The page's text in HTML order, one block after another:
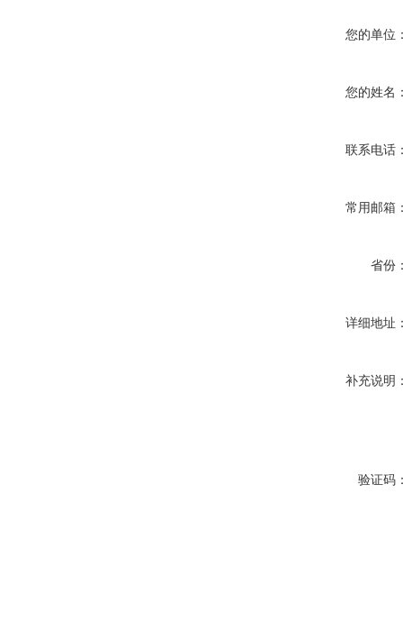
您的单位
您的姓名
联系电话
常用邮箱
省份
详细地址
补充说明
验证码